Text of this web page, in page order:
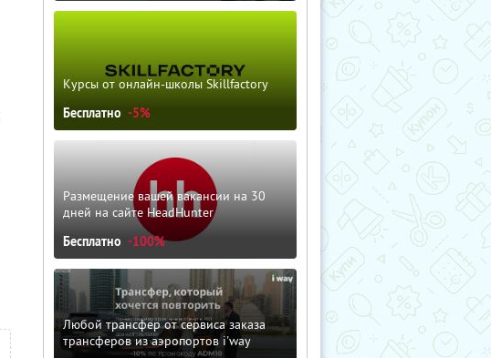
Курсы от онлайн-школы Skillfactory
Бесплатно -5%
Размещение вашей вакансии на 30
дней на сайте HeadHunter
Бесплатно -100%
Любой трансфер от сервиса заказа
трансферов из аэропортов i'way